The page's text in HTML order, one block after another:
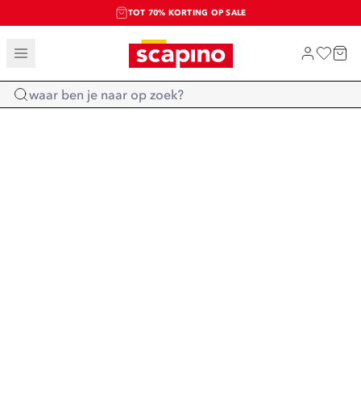
TOT 70% KORTING OP SALE
SALE: LAATSTE KANS!
SHOP NIEUW
Home